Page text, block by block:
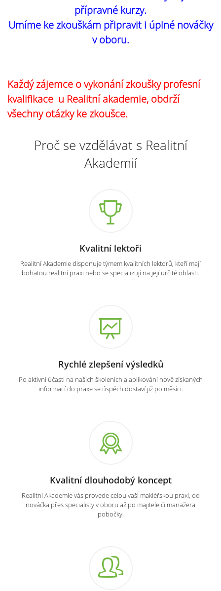
přípravné kurzy.
Umíme ke zkouškám připravit i úplné nováčky
v oboru.
Každý zájemce o vykonání zkoušky profesní
kvalifikace u Realitní akademie, obdrží
všechny otázky ke zkoušce.
Proč se vzdělávat s Realitní
Akademií
Kvalitní lektoři
Realitní Akademie disponuje týmem kvalitních lektorů, kteří mají
bohatou realitní praxi nebo se specializují na její určité oblasti.
Rychlé zlepšení výsledků
Po aktivní účasti na našich školeních a aplikování nově získaných
informací do praxe se úspěch dostaví již po měsíci.
Kvalitní dlouhodobý koncept
Realitní Akademie vás provede celou vaší makléřskou praxí, od
nováčka přes specialisty v oboru až po majitele či manažera
pobočky.